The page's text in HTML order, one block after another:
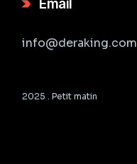
Email
info@deraking.com
2025 .Petit matin